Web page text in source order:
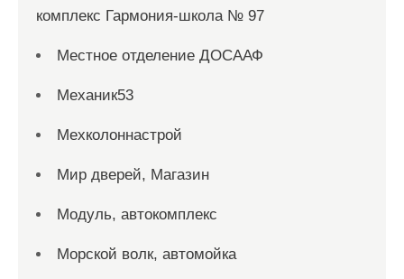
комплекс Гармония-школа № 97
Местное отделение ДОСААФ
Механик53
Мехколоннастрой
Мир дверей, Магазин
Модуль, автокомплекс
Морской волк, автомойка